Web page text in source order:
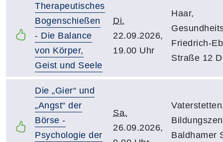
Therapeutisches
Bogenschießen
- Die Balance
von Körper,
Geist und Seele
Di.
22.09.2026,
19.00 Uhr
Haar,
Friedrich-
Straße 12
Die „Gier“ und
„Angst“ der
Börse -
Psychologie der
Sa.
26.09.2026,
Baldhamer